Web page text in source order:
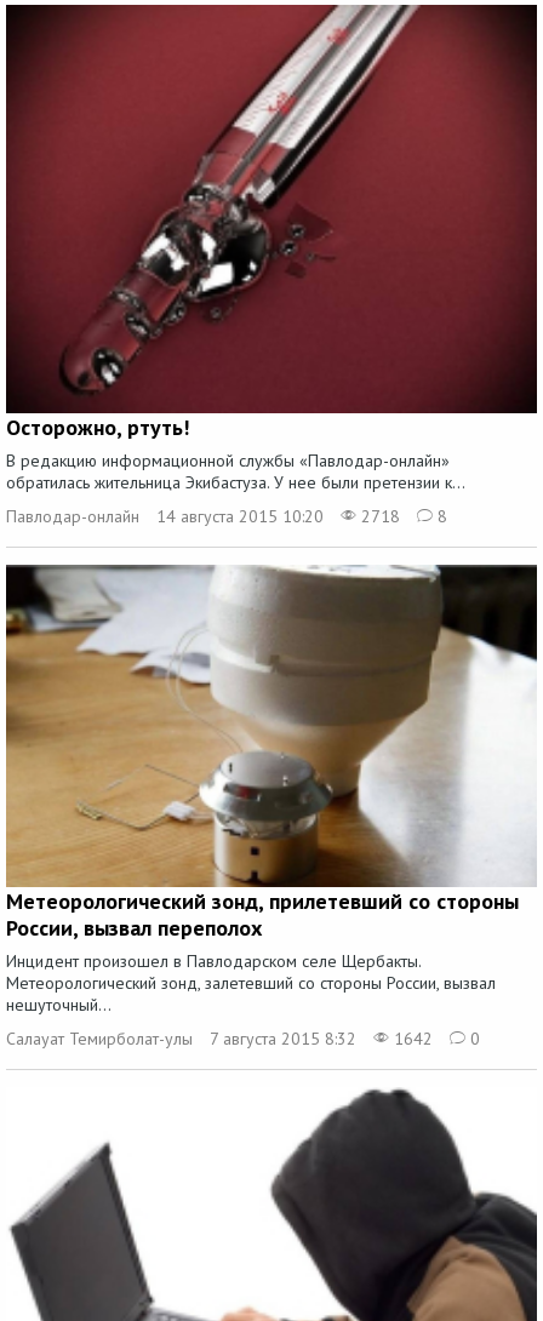
Осторожно, ртуть!
В редакцию информационной службы «Павлодар-онлайн»
обратилась жительница Экибастуза. У нее были претензии к...
Павлодар-онлайн
14 августа 2015 10:20 2718 8
Метеорологический зонд, прилетевший со стороны
России, вызвал переполох
Инцидент произошел в Павлодарском селе Щербакты.
Метеорологический зонд, залетевший со стороны России, вызвал
нешуточный...
Салауат Темирболат-улы
7 августа 2015 8:32 1642 0